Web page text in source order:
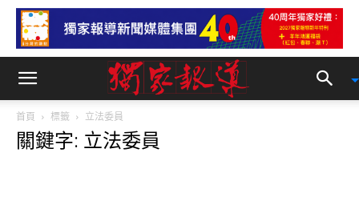
首頁 標籤 立法委員
關鍵字: 立法委員